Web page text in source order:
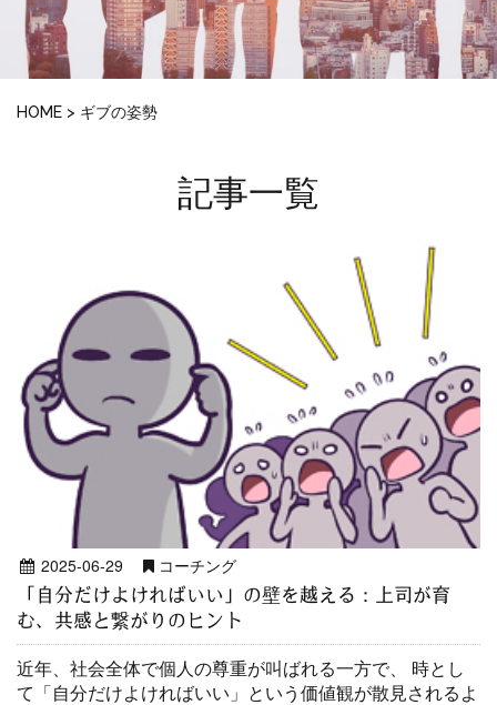
HOME > ギブの姿勢
記事一覧
2025-06-29 コーチング
「自分だけよければいい」の壁を越える：上司が育
む、共感と繋がりのヒント
近年、社会全体で個人の尊重が叫ばれる一方で、 時とし
て「自分だけよければいい」という価値観が散見されるよ